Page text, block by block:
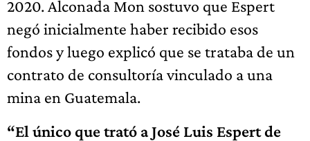
2020. Alconada Mon sostuvo que Espert
negó inicialmente haber recibido esos
fondos y luego explicó que se trataba de un
contrato de consultoría vinculado a una
mina en Guatemala.
“El único que trató a José Luis Espert de